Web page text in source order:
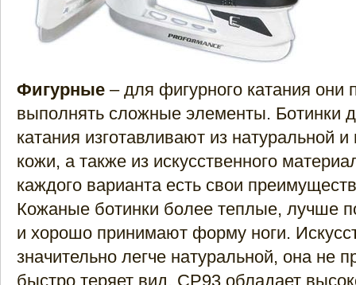
Фигурные – для фигурного катания они
выполнять сложные элементы. Ботинки
катания изготавливают из натуральной и
кожи, а также из искусственного
каждого варианта есть свои
Кожаные ботинки более теплые, лучше
и хорошо принимают форму ноги.
значительно легче натуральной, она не
быстро теряет вид. СР93 обладает